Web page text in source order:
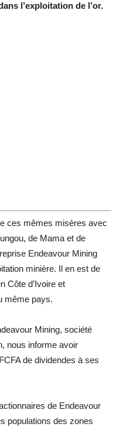
l’exploitation de l’or.
ces mêmes misères avec
de Mama et de
Endeavour Mining
minière. Il en est de
Côte d’Ivoire et
même pays.
Mining, société
nous informe avoir
de dividendes à ses
de Endeavour
populations des zones